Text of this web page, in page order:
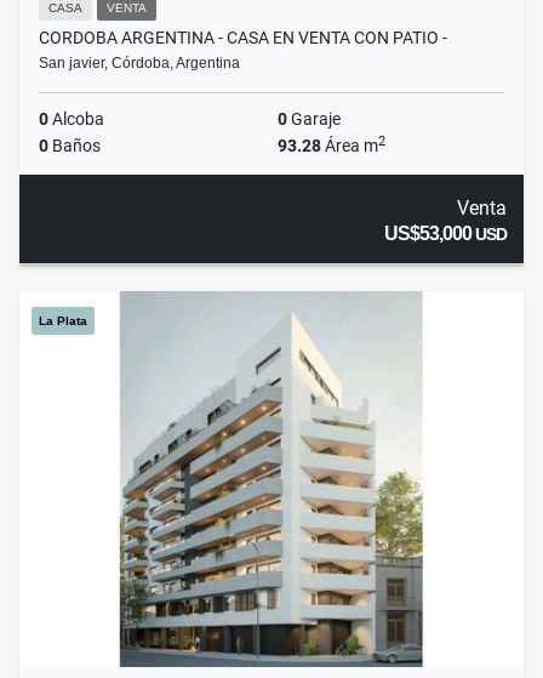
CASA VENTA
CORDOBA ARGENTINA - CASA EN VENTA CON PATIO -
San javier, Córdoba, Argentina
0Alcoba 0Garaje
0 Baños 93.28Área m2
Venta
US$53,000USD
La Plata